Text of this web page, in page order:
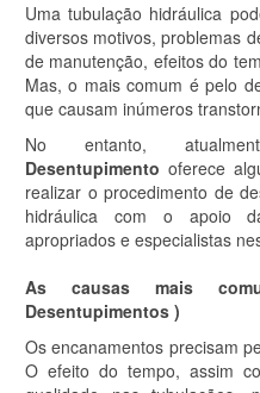
Uma tubulação hidráulica
diversos motivos, problemas
de manutenção, efeitos do
Mas, o mais comum é pelo
que causam inúmeros
No entanto,
Desentupimento oferece
realizar o procedimento de
hidráulica com o apoio
apropriados e especialistas
As causas mais
Desentupimentos )
Os encanamentos precisam
O efeito do tempo, assim